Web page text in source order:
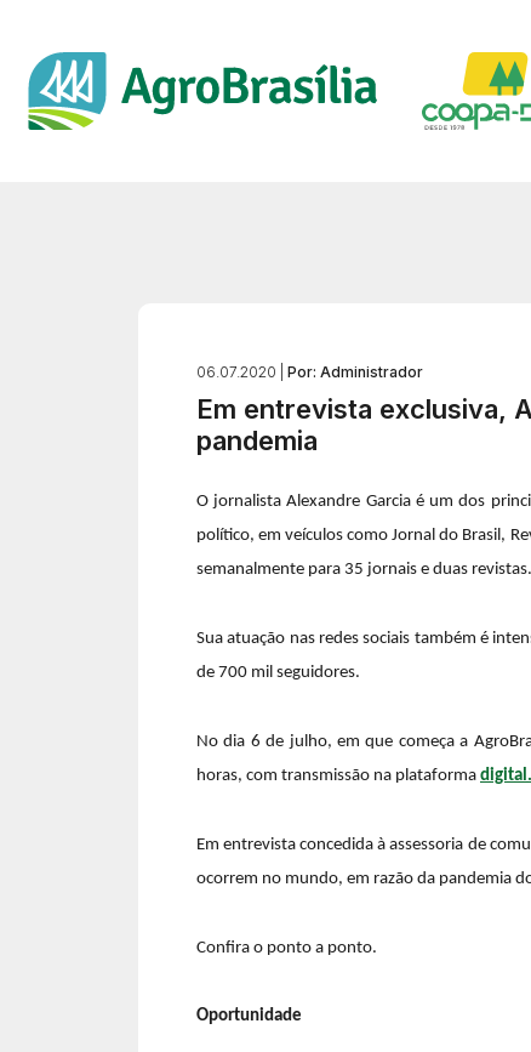
06.07.2020 | Por: Administrador
Em entrevista exclusiva,
pandemia
O jornalista Alexandre Garcia é um dos
político, em veículos como Jornal do Brasil,
semanalmente para 35 jornais e duas revistas.
Sua atuação nas redes sociais também é
de 700 mil seguidores.
No dia 6 de julho, em que começa a
horas, com transmissão na plataforma
Em entrevista concedida à assessoria de
ocorrem no mundo, em razão da pandemia
Confira o ponto a ponto.
Oportunidade